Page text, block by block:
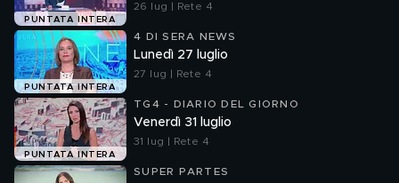
PUNTATA INTERA
26 lug | Rete 4
PUNTATA INTERA
4 DI SERA NEWS
Lunedì 27 luglio
27 lug | Rete 4
PUNTATA INTERA
TG4 - DIARIO DEL GIORNO
Venerdì 31 luglio
31 lug | Rete 4
SUPER PARTES